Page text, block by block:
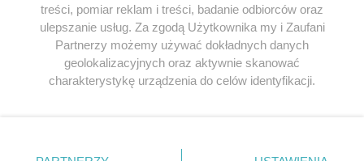
KONTAKT
ODWIEDŹ RÓWNIEŻ:
treści, pomiar reklam i treści, badanie odbiorców oraz
ulepszanie usług. Za zgodą Użytkownika my i Zaufani
Partnerzy możemy używać dokładnych danych
geolokalizacyjnych oraz aktywnie skanować
charakterystykę urządzenia do celów identyfikacji.
zmienić/wycofać klikając przycisk ustawień prywatności